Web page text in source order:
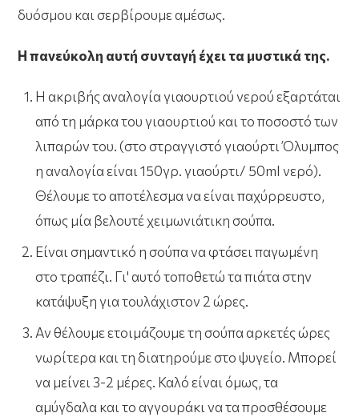
δυόσμου και σερβίρουμε αμέσως.
Η πανεύκολη αυτή συνταγή έχει τα μυστικά της.
Η ακριβής αναλογία γιαουρτιού νερού εξαρτάται
από τη μάρκα του γιαουρτιού και το ποσοστό των
λιπαρών του. (στο στραγγιστό γιαούρτι Όλυμπος
η αναλογία είναι 150γρ. γιαούρτι/ 50ml νερό).
Θέλουμε το αποτέλεσμα να είναι παχύρρευστο,
όπως μία βελουτέ χειμωνιάτικη σούπα.
Είναι σημαντικό η σούπα να φτάσει παγωμένη
στο τραπέζι. Γι' αυτό τοποθετώ τα πιάτα στην
κατάψυξη για τουλάχιστον 2 ώρες.
Αν θέλουμε ετοιμάζουμε τη σούπα αρκετές ώρες
νωρίτερα και τη διατηρούμε στο ψυγείο. Μπορεί
να μείνει 3-2 μέρες. Καλό είναι όμως, τα
αμύγδαλα και το αγγουράκι να τα προσθέσουμε